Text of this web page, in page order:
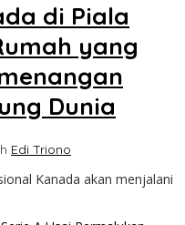
di Piala
yang
Dunia
Edi Triono
Kanada akan menjalani